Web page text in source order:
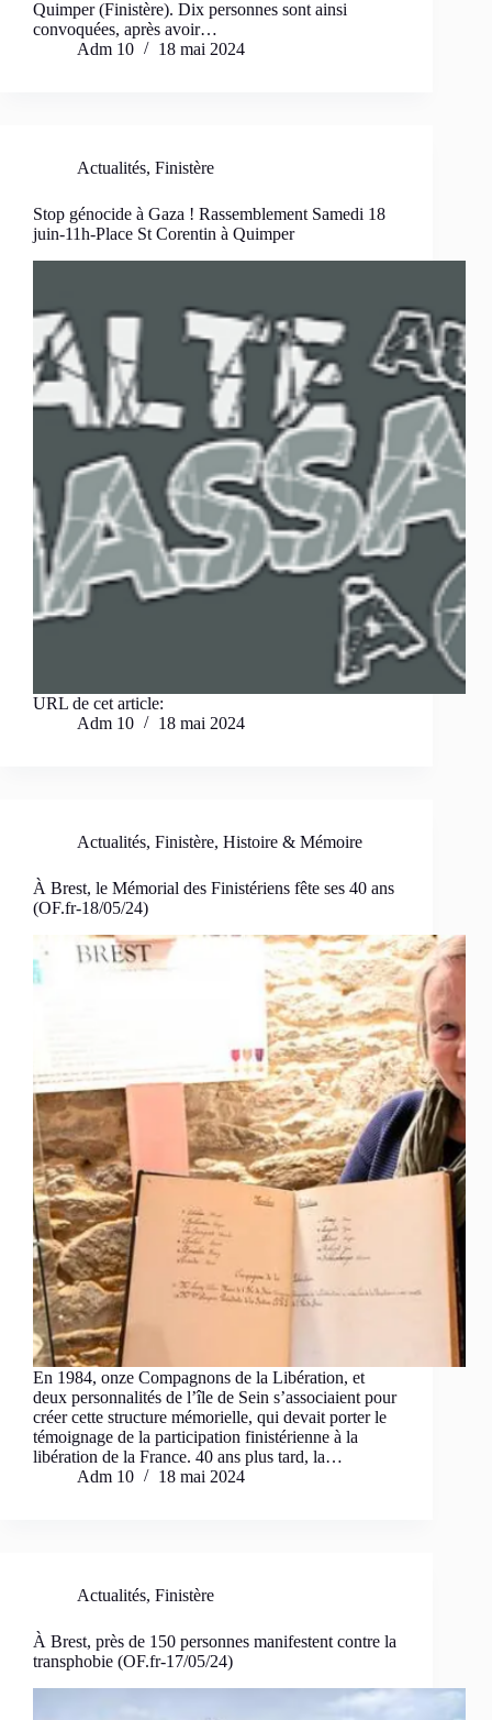
Quimper (Finistère). Dix personnes sont ainsi
convoquées, après avoir…
Adm 10
18 mai 2024
Actualités, Finistère
Stop génocide à Gaza ! Rassemblement Samedi 18
juin-11h-Place St Corentin à Quimper
URL de cet article:
Adm 10
18 mai 2024
Actualités, Finistère, Histoire & Mémoire
À Brest, le Mémorial des Finistériens fête ses 40 ans
(OF.fr-18/05/24)
En 1984, onze Compagnons de la Libération, et
deux personnalités de l’île de Sein s’associaient pour
créer cette structure mémorielle, qui devait porter le
témoignage de la participation finistérienne à la
libération de la France. 40 ans plus tard, la…
Adm 10
18 mai 2024
Actualités, Finistère
À Brest, près de 150 personnes manifestent contre la
transphobie (OF.fr-17/05/24)